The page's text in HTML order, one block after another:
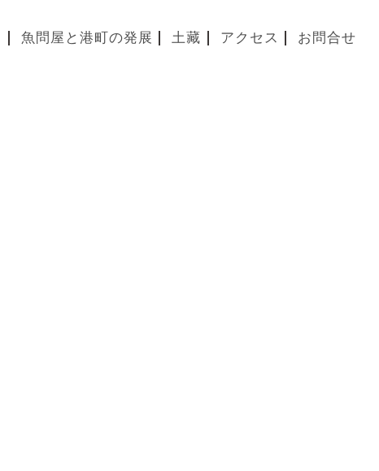
魚問屋と港町の発展 土藏 アクセス お問合せ